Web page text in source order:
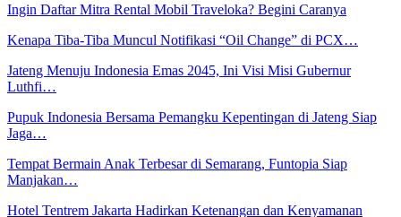
Ingin Daftar Mitra Rental Mobil Traveloka? Begini Caranya
Kenapa Tiba-Tiba Muncul Notifikasi “Oil Change” di PCX…
Jateng Menuju Indonesia Emas 2045, Ini Visi Misi Gubernur
Luthfi…
Pupuk Indonesia Bersama Pemangku Kepentingan di Jateng Siap
Jaga…
Tempat Bermain Anak Terbesar di Semarang, Funtopia Siap
Manjakan…
Hotel Tentrem Jakarta Hadirkan Ketenangan dan Kenyamanan